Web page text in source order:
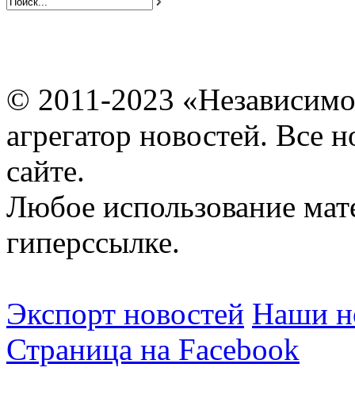
© 2011-2023
агрегатор новостей. Все
сайте.
Любое использование
гиперссылке.
Экспорт новостей Наши
Страница на Facebook